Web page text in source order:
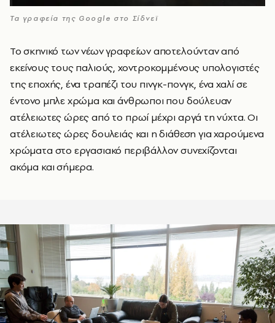
Τα γραφεία της Google στο Σίδνεϊ
Το σκηνικό των νέων γραφείων αποτελούνταν από
εκείνους τους παλιούς, χοντροκομμένους υπολογιστές
της εποχής, ένα τραπέζι του πινγκ-πονγκ, ένα χαλί σε
έντονο μπλε χρώμα και άνθρωποι που δούλευαν
ατέλειωτες ώρες από το πρωί μέχρι αργά τη νύχτα. Οι
ατέλειωτες ώρες δουλειάς και η διάθεση για χαρούμενα
χρώματα στο εργασιακό περιβάλλον συνεχίζονται
ακόμα και σήμερα.